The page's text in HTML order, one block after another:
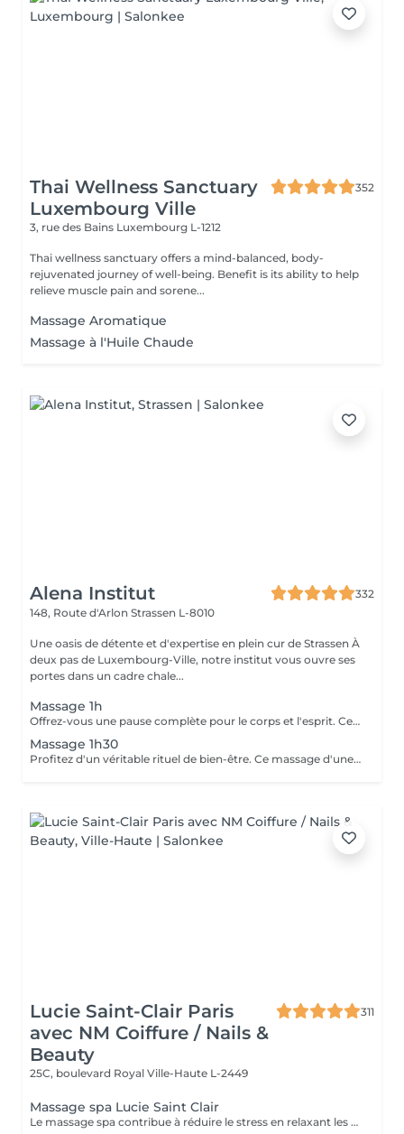
Thai Wellness Sanctuary
Luxembourg Ville
352
3, rue des Bains Luxembourg L-1212
Thai wellness sanctuary offers a mind-balanced, body-
rejuvenated journey of well-being. Benefit is its ability to help
relieve muscle pain and sorene...
Massage Aromatique
Massage à l'Huile Chaude
Alena Institut
332
148, Route d'Arlon Strassen L-8010
Une oasis de détente et d'expertise en plein cur de Strassen À
deux pas de Luxembourg-Ville, notre institut vous ouvre ses
portes dans un cadre chale...
Massage 1h
Offrez-vous une pause complète pour le corps et l'esprit. Ce massage d'une heure détend en profondeur les muscles, libère les tensions et procure une relaxation durable. Un moment idéal pour retrouver énergie, équilibre et bien-être.
Massage 1h30
Profitez d'un véritable rituel de bien-être. Ce massage d'une heure et demi offre une relaxation intense, soulage les tensions et revitalise le corps et l'esprit. Un moment privilégié pour se ressourcer pleinement et retrouver sérénité et vitalité.
Lucie Saint-Clair Paris
avec NM Coiffure / Nails &
Beauty
311
25C, boulevard Royal Ville-Haute L-2449
Massage spa Lucie Saint Clair
Le massage spa contribue à réduire le stress en relaxant les muscles et en libérant vos endorphines .